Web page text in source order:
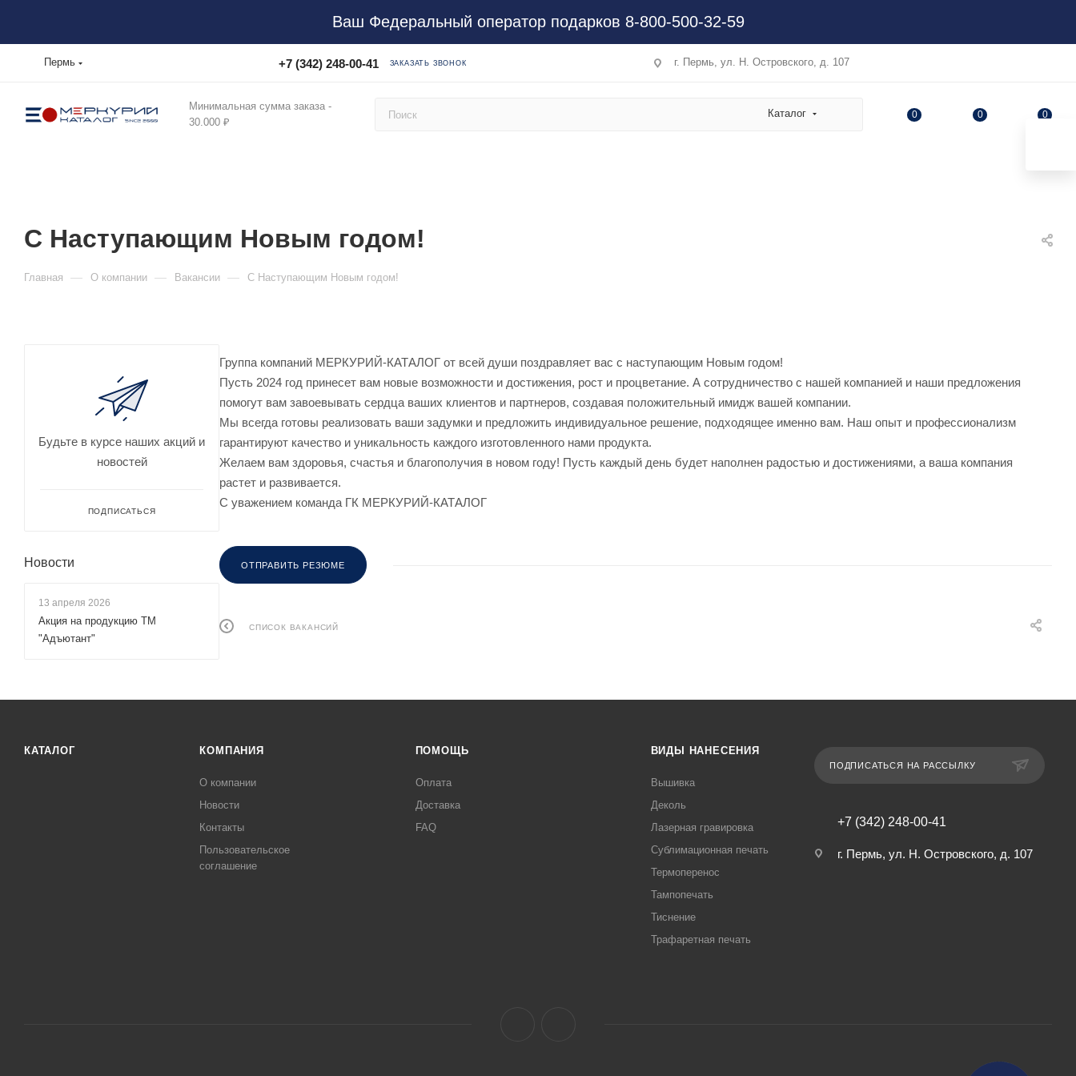
Ваш Федеральный оператор подарков 8-800-500-32-59
Пермь +7 (342) 248-00-41 ЗАКАЗАТЬ ЗВОНОК г. Пермь, ул. Н. Островского, д. 107
Минимальная сумма заказа -
30.000 ₽
Каталог 0 0 0
С Наступающим Новым годом!
Главная — О компании — Вакансии — С Наступающим Новым годом!
Группа компаний МЕРКУРИЙ-КАТАЛОГ от всей души поздравляет вас с наступающим Новым годом!
Пусть 2024 год принесет вам новые возможности и достижения, рост и процветание. А сотрудничество с нашей компанией и наши предложения
помогут вам завоевывать сердца ваших клиентов и партнеров, создавая положительный имидж вашей компании.
Мы всегда готовы реализовать ваши задумки и предложить индивидуальное решение, подходящее именно вам. Наш опыт и профессионализм
гарантируют качество и уникальность каждого изготовленного нами продукта.
Желаем вам здоровья, счастья и благополучия в новом году! Пусть каждый день будет наполнен радостью и достижениями, а ваша компания
растет и развивается.
С уважением команда ГК МЕРКУРИЙ-КАТАЛОГ
ОТПРАВИТЬ РЕЗЮМЕ
СПИСОК ВАКАНСИЙ
Будьте в курсе наших акций и
новостей
ПОДПИСАТЬСЯ
Новости
13 апреля 2026
Акция на продукцию ТМ
"Адъютант"
КАТАЛОГ КОМПАНИЯ
О компании
Новости
Контакты
Пользовательское
соглашение
ПОМОЩЬ
Оплата
Доставка
FAQ
ВИДЫ НАНЕСЕНИЯ
Вышивка
Деколь
Лазерная гравировка
Сублимационная печать
Термоперенос
Тампопечать
Тиснение
Трафаретная печать
ПОДПИСАТЬСЯ НА РАССЫЛКУ
+7 (342) 248-00-41
г. Пермь, ул. Н. Островского, д. 107